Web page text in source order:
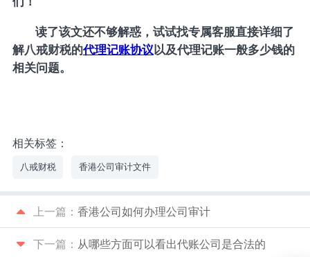
读了该文还不够解惑，试试找专属客服直接详细了
解八戒财税的代理记账协议 以及代理记账一般多少钱的
相关问题。
相关标签：
八戒财税 香港公司审计文件
上一篇： 香港公司如何办理公司审计
下一篇： 从哪些方面可以看出代账公司是合法的